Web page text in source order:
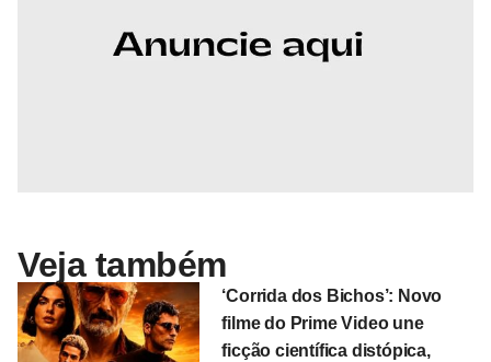
Veja também
‘Corrida dos Bichos’: Novo
filme do Prime Video une
ficção científica distópica,